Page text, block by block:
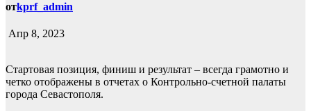
отkprf_admin
Апр 8, 2023
Стартовая позиция, финиш и результат – всегда грамотно и
четко отображены в отчетах о Контрольно-счетной палаты
города Севастополя.